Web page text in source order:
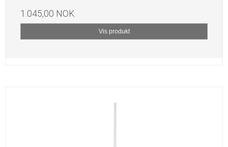
1.045,00 NOK
Vis produkt